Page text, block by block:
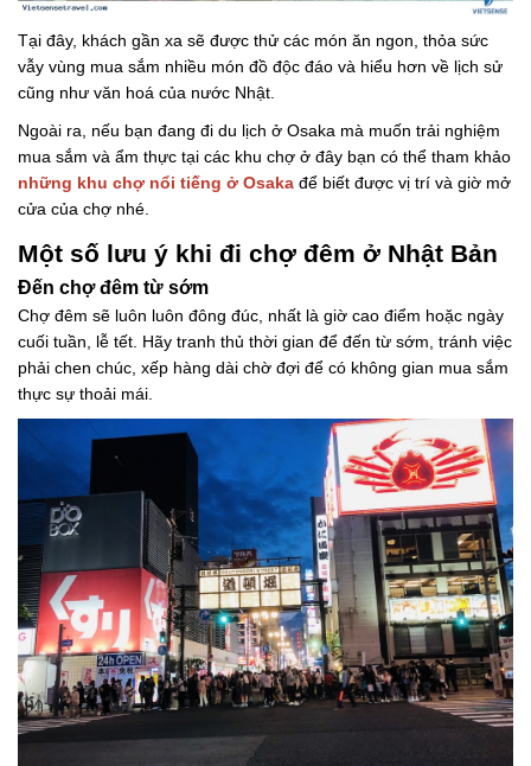
Tại đây, khách gần xa sẽ được thử các món ăn ngon, thỏa sức
vẫy vùng mua sắm nhiều món đồ độc đáo và hiểu hơn về lịch sử
cũng như văn hoá của nước Nhật.
Ngoài ra, nếu bạn đang đi du lịch ở Osaka mà muốn trải nghiệm
mua sắm và ẩm thực tại các khu chợ ở đây bạn có thể tham khảo
những khu chợ nổi tiếng ở Osaka để biết được vị trí và giờ mở
cửa của chợ nhé.
Một số lưu ý khi đi chợ đêm ở Nhật Bản
Đến chợ đêm từ sớm
Chợ đêm sẽ luôn luôn đông đúc, nhất là giờ cao điểm hoặc ngày
cuối tuần, lễ tết. Hãy tranh thủ thời gian để đến từ sớm, tránh việc
phải chen chúc, xếp hàng dài chờ đợi để có không gian mua sắm
thực sự thoải mái.